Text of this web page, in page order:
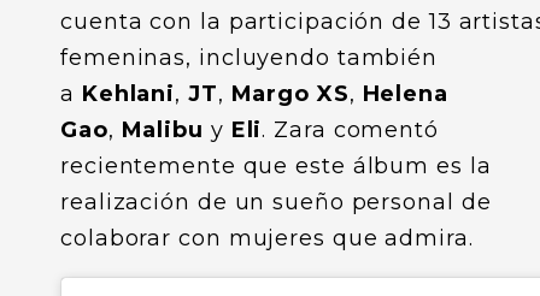
cuenta con la participación de 13
femeninas, incluyendo también
a Kehlani, JT, Margo XS, Helena
Gao, Malibu y Eli. Zara comentó
recientemente que este álbum es la
realización de un sueño personal de
colaborar con mujeres que admira.